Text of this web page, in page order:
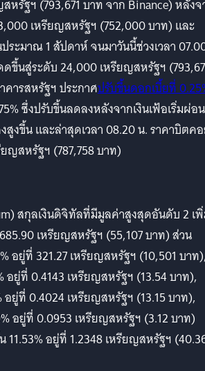
หรัฐฯ (793,671 บาท จาก Binance) หลัง
เหรียญสหรัฐฯ (752,000 บาท) และ
ระมาณ 1 สัปดาห์ จนมาวันนี้ช่วงเวลา
ดขึ้นสู่ระดับ 24,000 เหรียญสหรัฐฯ
คารสหรัฐฯ ประกาศปรับขึ้นดอกเบี้ยที่
ซึ่งปรับขึ้นลดลงหลังจากเงินเฟ้อเริ่มผ่อน
งขึ้น และล่าสุดเวลา 08.20 น. ราคาบิตค
ญสหรัฐฯ (787,758 บาท)
สกุลเงินดิจิทัลที่มีมูลค่าสูงสุดอันดับ 2 เ
เหรียญสหรัฐฯ (55,107 บาท) ส่วน
อยู่ที่ 321.27 เหรียญสหรัฐฯ (10,501 บาท
อยู่ที่ 0.4143 เหรียญสหรัฐฯ (13.54 บาท),
อยู่ที่ 0.4024 เหรียญสหรัฐฯ (13.15 บาท),
อยู่ที่ 0.0953 เหรียญสหรัฐฯ (3.12 บาท)
11.53% อยู่ที่ 1.2348 เหรียญสหรัฐฯ